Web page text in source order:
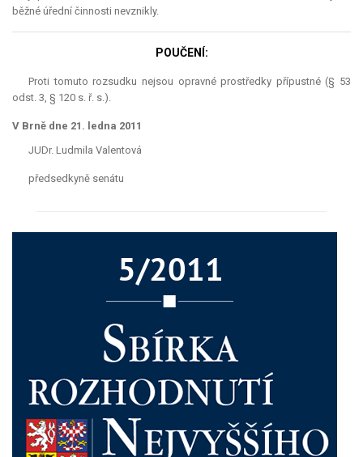
běžné úřední činnosti nevznikly.
POUČENÍ:
Proti tomuto rozsudku nejsou opravné prostředky přípustné (§ 53
odst. 3, § 120 s. ř. s.).
V Brně dne 21. ledna 2011
JUDr. Ludmila Valentová
předsedkyně senátu